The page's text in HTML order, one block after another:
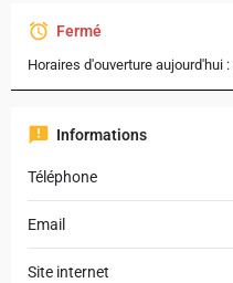
Fermé
Horaires d'ouverture aujourd'hui :
Informations
Téléphone
Email
Site internet